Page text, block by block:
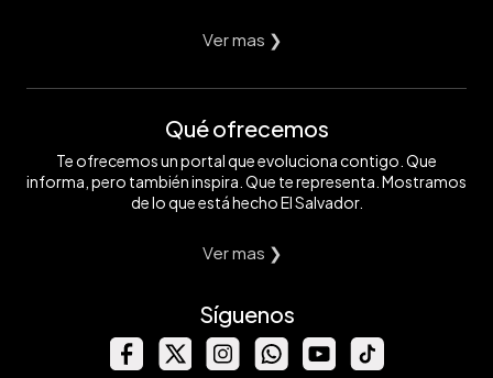
Ver mas ❯
Qué ofrecemos
Te ofrecemos un portal que evoluciona contigo. Que
informa, pero también inspira. Que te representa. Mostramos
de lo que está hecho El Salvador.
Ver mas ❯
Síguenos